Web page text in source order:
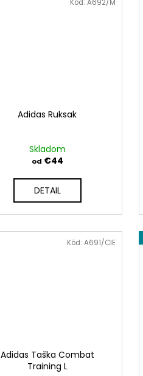
Adidas Ruksak
Skladom
od €44
DETAIL
Kód: A692/M
Adidas Taška Combat
Training L
Kód: A691/CIE